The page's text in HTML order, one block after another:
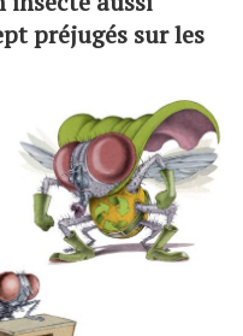
préjugés sur les